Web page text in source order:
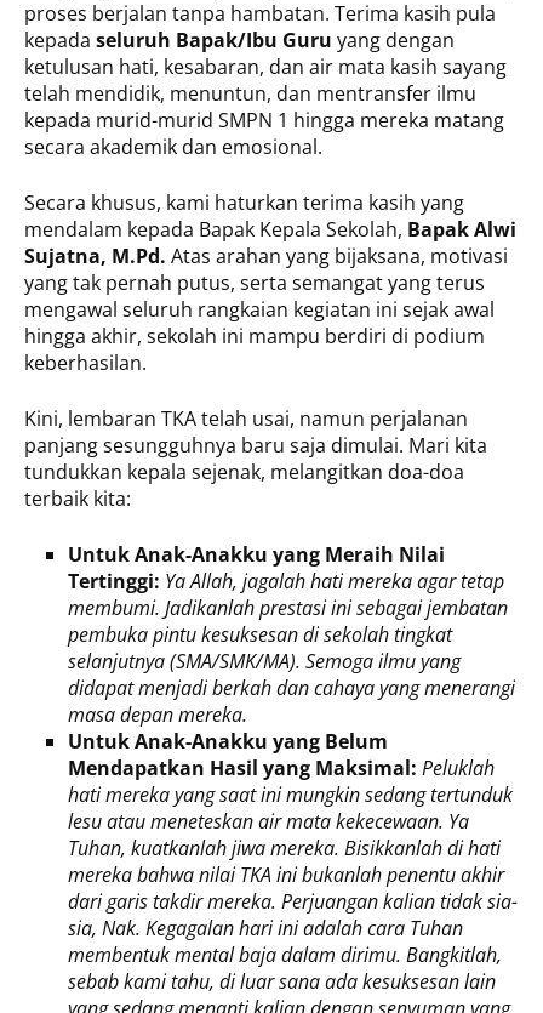
proses berjalan tanpa hambatan. Terima kasih pula
kepada seluruh Bapak/Ibu Guru yang dengan
ketulusan hati, kesabaran, dan air mata kasih sayang
telah mendidik, menuntun, dan mentransfer ilmu
kepada murid-murid SMPN 1 hingga mereka matang
secara akademik dan emosional.
Secara khusus, kami haturkan terima kasih yang
mendalam kepada Bapak Kepala Sekolah, Bapak Alwi
Sujatna, M.Pd. Atas arahan yang bijaksana, motivasi
yang tak pernah putus, serta semangat yang terus
mengawal seluruh rangkaian kegiatan ini sejak awal
hingga akhir, sekolah ini mampu berdiri di podium
keberhasilan.
Kini, lembaran TKA telah usai, namun perjalanan
panjang sesungguhnya baru saja dimulai. Mari kita
tundukkan kepala sejenak, melangitkan doa-doa
terbaik kita:
Untuk Anak-Anakku yang Meraih Nilai
Tertinggi: Ya Allah, jagalah hati mereka agar tetap
membumi. Jadikanlah prestasi ini sebagai jembatan
pembuka pintu kesuksesan di sekolah tingkat
selanjutnya (SMA/SMK/MA). Semoga ilmu yang
didapat menjadi berkah dan cahaya yang menerangi
masa depan mereka.
Untuk Anak-Anakku yang Belum
Mendapatkan Hasil yang Maksimal: Peluklah
hati mereka yang saat ini mungkin sedang tertunduk
lesu atau meneteskan air mata kekecewaan. Ya
Tuhan, kuatkanlah jiwa mereka. Bisikkanlah di hati
mereka bahwa nilai TKA ini bukanlah penentu akhir
dari garis takdir mereka. Perjuangan kalian tidak sia-
sia, Nak. Kegagalan hari ini adalah cara Tuhan
membentuk mental baja dalam dirimu. Bangkitlah,
sebab kami tahu, di luar sana ada kesuksesan lain